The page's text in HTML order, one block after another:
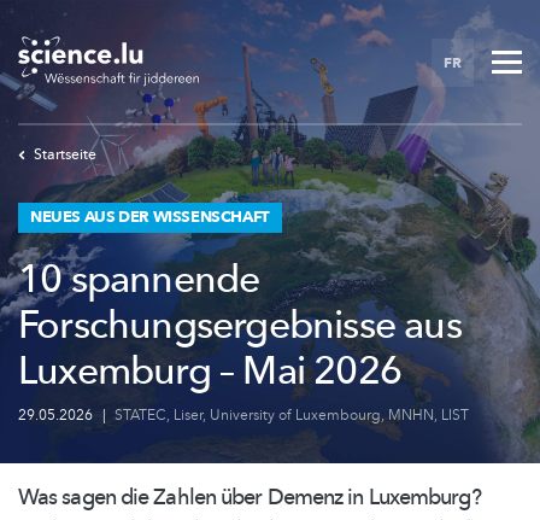
Skip
main
content
FR
Startseite
NEUES AUS DER WISSENSCHAFT
10 spannende
Forschungsergebnisse aus
Luxemburg – Mai 2026
29.05.2026 | STATEC, Liser, University of Luxembourg, MNHN, LIST
Was sagen die Zahlen über Demenz in Luxemburg?